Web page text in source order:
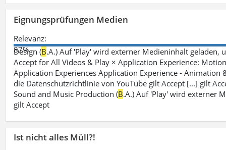
Eignungsprüfungen Medien
Relevanz:
87%
Design (B.A.) Auf 'Play' wird externer Medieninhalt geladen,
Accept for All Videos & Play × Application Experience:
Application Experiences Application Experience - Animation
die Datenschutzrichtlinie von YouTube gilt Accept [...] gilt
Sound and Music Production (B.A.) Auf 'Play' wird externer
gilt Accept
Ist nicht alles Müll?!